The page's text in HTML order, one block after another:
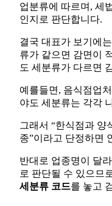
업분류에 따르며, 세
인지로 판단합니다.
결국 대표가 보기에
류가 같으면 감면이
도 세분류가 다르면
예를들면, 음식점업
야도 세분류는 각각
그래서 “한식점과 양
종”이라고 단정하면
반대로 업종명이 달
로 판단될 수 있으므
세분류 코드를 놓고